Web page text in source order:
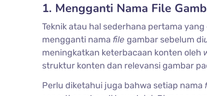
1. Mengganti Nama File
Teknik atau hal sederhana pertama
mengganti nama file gambar sebelum di
meningkatkan keterbacaan konten oleh
struktur konten dan relevansi gambar
Perlu diketahui juga bahwa setiap nama